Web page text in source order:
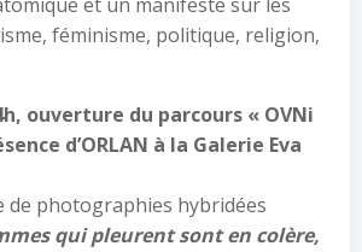
féminisme, politique, religion,
ouverture du parcours « OVNi
d’ORLAN à la Galerie Eva
de photographies hybridées
qui pleurent sont en colère,